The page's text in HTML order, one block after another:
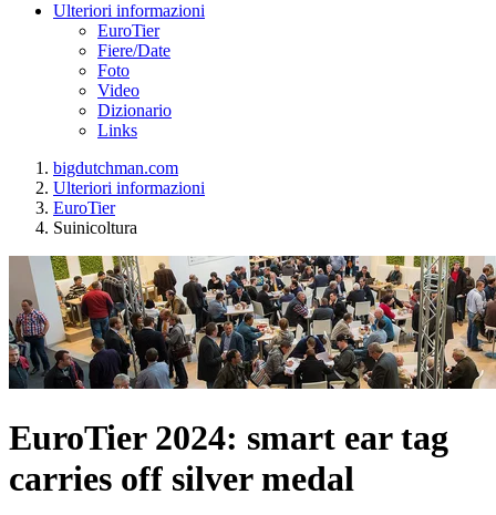
Ulteriori informazioni
EuroTier
Fiere/Date
Foto
Video
Dizionario
Links
bigdutchman.com
Ulteriori informazioni
EuroTier
Suinicoltura
EuroTier 2024: smart ear tag
carries off silver medal